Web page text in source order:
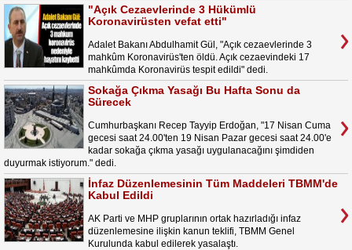
"Açık Cezaevlerinde 3 Hükümlü
Koronavirüsten vefat etti"
Adalet Bakanı Abdulhamit Gül, "Açık cezaevlerinde 3
mahkûm Koronavirüs'ten öldü. Açık cezaevindeki 17
mahkûmda Koronavirüs tespit edildi" dedi.
Sokağa Çıkma Yasağı Bu Hafta Sonu da
Sürecek
Cumhurbaşkanı Recep Tayyip Erdoğan, "17 Nisan Cuma
gecesi saat 24.00'ten 19 Nisan Pazar gecesi saat 24.00'e
kadar sokağa çıkma yasağı uygulanacağını şimdiden
duyurmak istiyorum." dedi.
İnfaz Düzenlemesinin Tüm Maddeleri TBMM'de
Kabul Edildi
AK Parti ve MHP gruplarının ortak hazırladığı infaz
düzenlemesine ilişkin kanun teklifi, TBMM Genel
Kurulunda kabul edilerek yasalaştı.